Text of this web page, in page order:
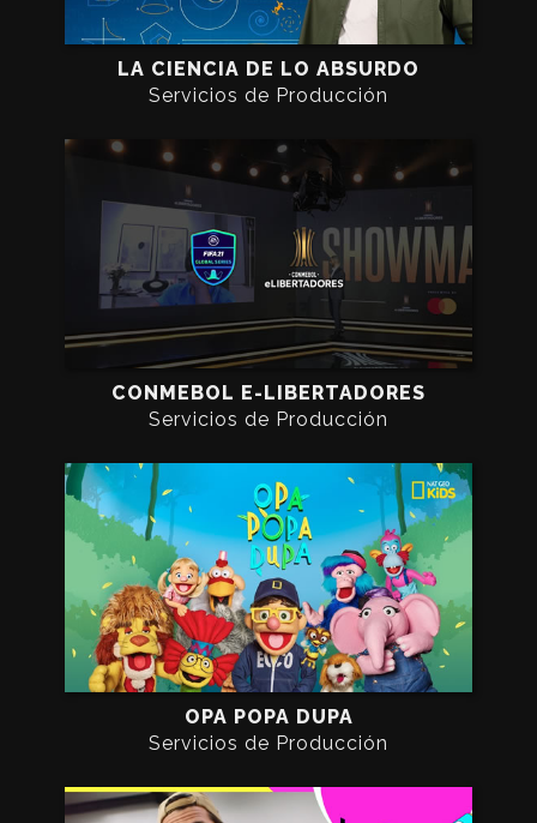
LA CIENCIA DE LO ABSURDO
Servicios de Producción
CONMEBOL E-LIBERTADORES
Servicios de Producción
OPA POPA DUPA
Servicios de Producción